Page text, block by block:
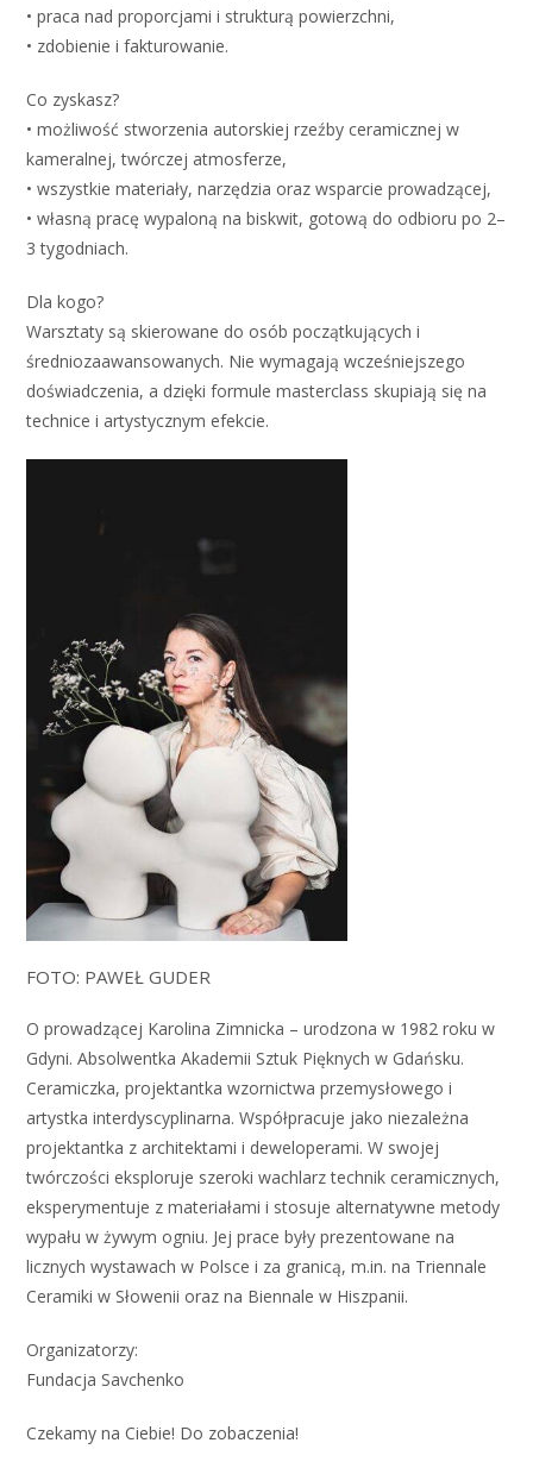
• praca nad proporcjami i strukturą powierzchni,
• zdobienie i fakturowanie.
Co zyskasz?
• możliwość stworzenia autorskiej rzeźby ceramicznej w
kameralnej, twórczej atmosferze,
• wszystkie materiały, narzędzia oraz wsparcie prowadzącej,
• własną pracę wypaloną na biskwit, gotową do odbioru po 2–
3 tygodniach.
Dla kogo?
Warsztaty są skierowane do osób początkujących i
średniozaawansowanych. Nie wymagają wcześniejszego
doświadczenia, a dzięki formule masterclass skupiają się na
technice i artystycznym efekcie.
FOTO: PAWEŁ GUDER
O prowadzącej Karolina Zimnicka – urodzona w 1982 roku w
Gdyni. Absolwentka Akademii Sztuk Pięknych w Gdańsku.
Ceramiczka, projektantka wzornictwa przemysłowego i
artystka interdyscyplinarna. Współpracuje jako niezależna
projektantka z architektami i deweloperami. W swojej
twórczości eksploruje szeroki wachlarz technik ceramicznych,
eksperymentuje z materiałami i stosuje alternatywne metody
wypału w żywym ogniu. Jej prace były prezentowane na
licznych wystawach w Polsce i za granicą, m.in. na Triennale
Ceramiki w Słowenii oraz na Biennale w Hiszpanii.
Organizatorzy:
Fundacja Savchenko
Czekamy na Ciebie! Do zobaczenia!